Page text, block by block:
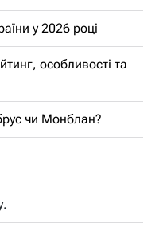
у 2026 році
особливості та
чи Монблан?